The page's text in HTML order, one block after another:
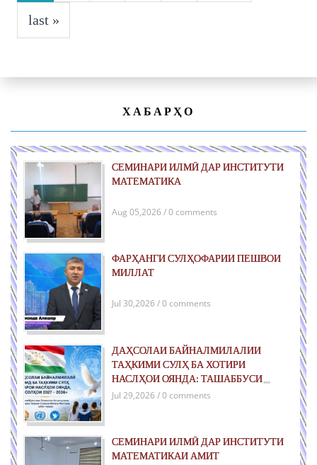
last »
ХАБАРҲО
СЕМИНАРИ ИЛМӢ ДАР ИНСТИТУТИ
МАТЕМАТИКА
Aug 05,2026 / 0 comments
ФАРҲАНГИ СУЛҲОФАРИИ ПЕШВОИ
МИЛЛАТ
Jul 30,2026 / 0 comments
ДАҲСОЛАИ БАЙНАЛМИЛАЛИИ
ТАҲКИМИ СУЛҲ БА ХОТИРИ
НАСЛҲОИ ОЯНДА: ТАШАББУСИ
ҶАҲОНИИ ҶУМҲУРИИ ТОҶИКИСТОН
Jul 29,2026 / 0 comments
СЕМИНАРИ ИЛМӢ ДАР ИНСТИТУТИ
МАТЕМАТИКАИ АМИТ